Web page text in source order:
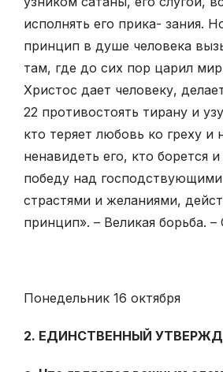
исполнять его прика- зания.
принцип в душе человека
там, где до сих пор царил
Христос дает человеку,
22 противостоять тирану и
кто теряет любовь ко греху и
ненавидеть его, кто борется
победу над
страстями и желаниями,
принцип». – Великая борьба. –
Понедельник 16 октября
2. ЕДИНСТВЕННЫЙ